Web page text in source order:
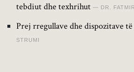
tebdiut dhe texhrihut
DR.
Prej rregullave dhe dispozitave
STRUMI